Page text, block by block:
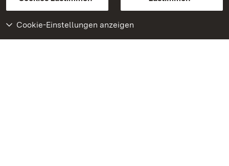
Cookie-Einstellungen anzeigen
Weiteres